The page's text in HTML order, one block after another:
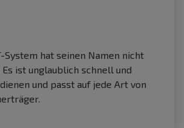
System hat seinen Namen nicht
Es ist unglaublich schnell und
und passt auf jede Art von